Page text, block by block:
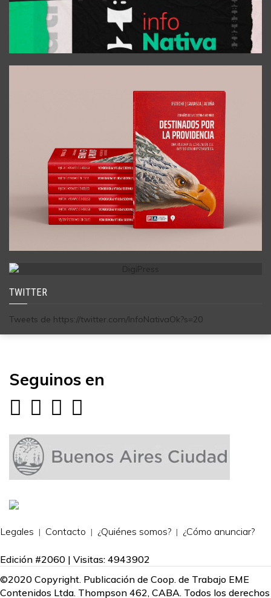
TWITTER
Tweets de https://twitter.com/InfoNativaOk?s=20
Seguinos en
Legales Contacto ¿Quiénes somos? ¿Cómo anunciar?
Edición #2060 | Visitas: 4943902
©2020 Copyright. Publicación de Coop. de Trabajo EME
Contenidos Ltda. Thompson 462, CABA. Todos los derechos